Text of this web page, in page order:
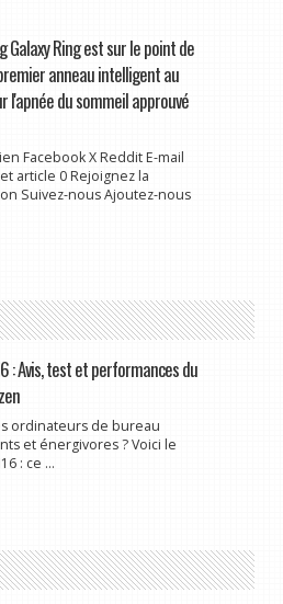
Galaxy Ring est sur le point de
anneau intelligent au
l'apnée du sommeil approuvé
Facebook X Reddit E-mail
article 0 Rejoignez la
Suivez-nous Ajoutez-nous
: Avis, test et performances du
ordinateurs de bureau
et énergivores ? Voici le
: ce ...